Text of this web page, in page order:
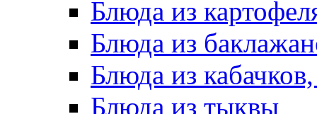
Блюда из
Блюда из
Блюда из
Блюда из тыквы